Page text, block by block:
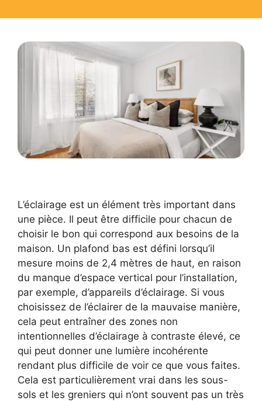
L’éclairage est un élément très important dans
une pièce. Il peut être difficile pour chacun de
choisir le bon qui correspond aux besoins de la
maison. Un plafond bas est défini lorsqu’il
mesure moins de 2,4 mètres de haut, en raison
du manque d’espace vertical pour l’installation,
par exemple, d’appareils d’éclairage. Si vous
choisissez de l’éclairer de la mauvaise manière,
cela peut entraîner des zones non
intentionnelles d’éclairage à contraste élevé, ce
qui peut donner une lumière incohérente
rendant plus difficile de voir ce que vous faites.
Cela est particulièrement vrai dans les sous-
sols et les greniers qui n’ont souvent pas un très